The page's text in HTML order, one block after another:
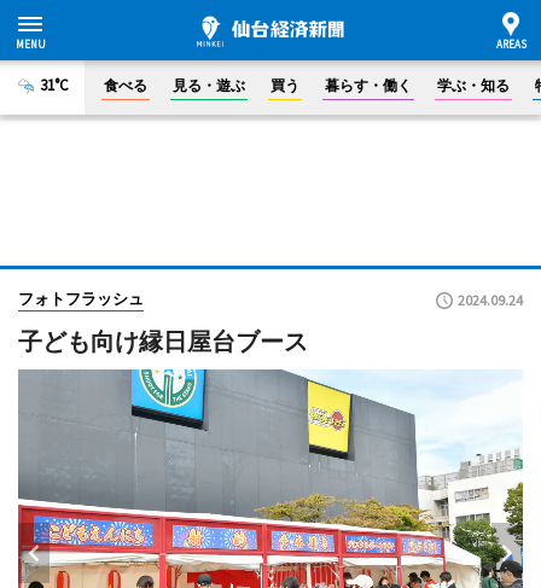
31°C 食べる 見る・遊ぶ 買う 暮らす・働く 学ぶ・知る
フォトフラッシュ 2024.09.24
子ども向け縁日屋台ブース